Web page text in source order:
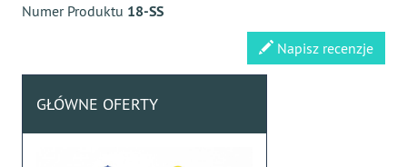
Numer Produktu 18-SS
Napisz recenzje
GŁÓWNE OFERTY